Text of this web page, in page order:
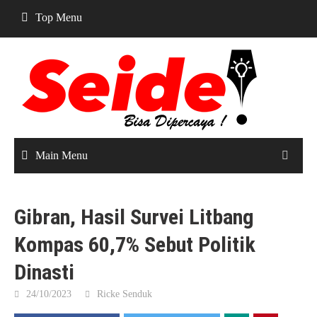
content
Top Menu
Main Menu
Gibran, Hasil Survei Litbang
Kompas 60,7% Sebut Politik
Dinasti
24/10/2023 Ricke Senduk